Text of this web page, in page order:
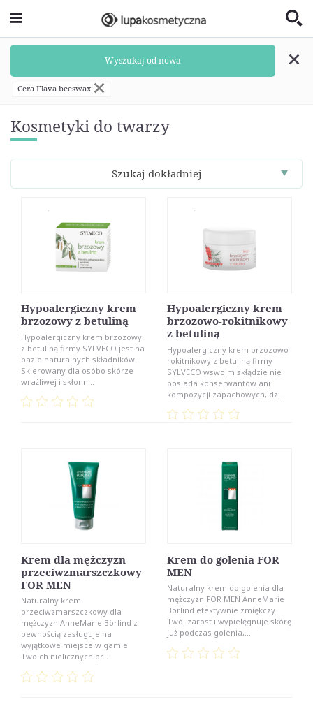
Kosmetyki do twarzy
Wyszukaj od nowa
Cera Flava beeswax
Szukaj dokładniej
Hypoalergiczny krem
brzozowy z betuliną
Hypoalergiczny krem brzozowy
z betuliną firmy SYLVECO jest na
bazie naturalnych składników.
Skierowany dla osóbo skórze
wrażliwej i skłonn...
Hypoalergiczny krem
brzozowo-rokitnikowy
z betuliną
Hypoalergiczny krem brzozowo-
rokitnikowy z betuliną firmy
SYLVECO wswoim skłądzie nie
posiada konserwantów ani
kompozycji zapachowych, dz...
Krem dla mężczyzn
przeciwzmarszczkowy
FOR MEN
Naturalny krem
przeciwzmarszczkowy dla
mężczyzn AnneMarie Börlind z
pewnością zasługuje na
wyjątkowe miejsce w gamie
Twoich nielicznych pr...
Krem do golenia FOR
MEN
Naturalny krem do golenia dla
mężczyzn FOR MEN AnneMarie
Börlind efektywnie zmiękczy
Twój zarost i wypielęgnuje skórę
już podczas golenia,...